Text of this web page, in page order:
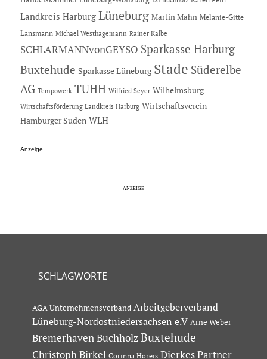
Landkreis Harburg Lüneburg Martin Mahn Melanie-Gitte
Lansmann Michael Westhagemann Rainer Kalbe
SCHLARMANNvonGEYSO Sparkasse Harburg-
Buxtehude Sparkasse Lüneburg Stade Süderelbe
AG Tempowerk TUHH Wilfried Seyer Wilhelmsburg
Wirtschaftsförderung Landkreis Harburg Wirtschaftsverein
Hamburger Süden WLH
Anzeige
SCHLAGWORTE
AGA Unternehmensverband Arbeitgeberverband
Lüneburg-Nordostniedersachsen e.V Arne Weber
Bremerhaven Buchholz Buxtehude
Christoph Birkel Corinna Horeis Dierkes Partner